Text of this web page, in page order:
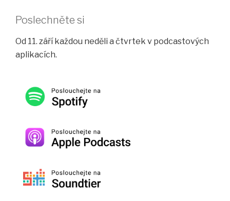
Poslechněte si
Od 11. září každou neděli a čtvrtek v podcastových
aplikacích.